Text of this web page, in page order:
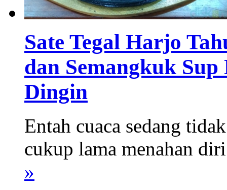
Sate Tegal Harjo
dan Semangkuk
Dingin
Entah cuaca sedang
cukup lama menahan
»